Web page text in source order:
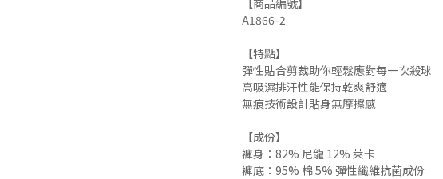
【商品編號】
A1866-2
【特點】
彈性貼合剪裁助你輕鬆應對每一次殺球
高吸濕排汗性能保持乾爽舒適
無痕技術設計貼身無摩擦感
【成份】
褲身：82% 尼龍 12% 萊卡
褲底：95% 棉 5% 彈性纖維抗菌成份